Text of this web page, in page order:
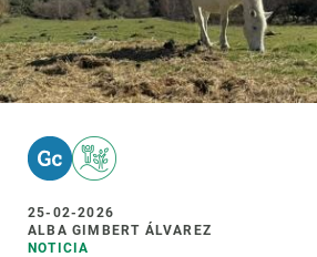
25-02-2026
ALBA GIMBERT ÁLVAREZ
NOTICIA